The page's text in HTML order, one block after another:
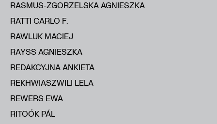
RASMUS-ZGORZELSKA AGNIESZKA
RATTI CARLO F.
RAWLUK MACIEJ
RAYSS AGNIESZKA
REDAKCYJNA ANKIETA
REKHWIASZWILI LELA
REWERS EWA
RITOÓK PÁL